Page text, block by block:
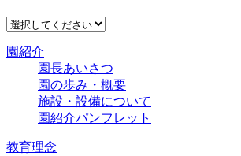
園紹介
園長あいさつ
園の歩み・概要
施設・設備について
園紹介パンフレット
教育理念